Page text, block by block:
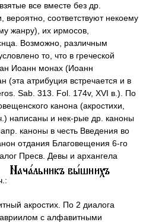
все вместе без др.
вероятно, соответствуют некоему
жанру), их ирмосов,
Возможно, различным
то, что в греческой
Иоанн монах (Иоанн
атрибуция встречается и в
Sab. 313. Fol. 174v, XVI в.). По
канона (акростихи,
написаны и нек-рые др. каноны
каноны в честь Введения во
отдания Благовещения 6-го
Пресв. Девы и архангела
акростих. По 2 диалога
с алфавитными